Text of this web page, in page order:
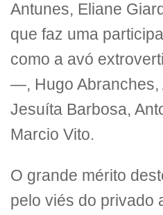
Antunes, Eliane
que faz uma
como a avó
—, Hugo Abranches,
Jesuíta Barbosa,
Marcio Vito.
O grande mérito
pelo viés do privado